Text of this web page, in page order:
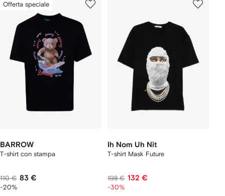
Offerta speciale
BARROW
T-shirt con stampa
110 € 83 €
-20%
Ih Nom Uh Nit
T-shirt Mask Future
198 € 132 €
-30%